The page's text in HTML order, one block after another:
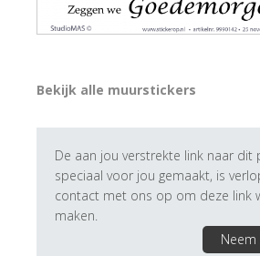
Bekijk alle muurstickers
De aan jou verstrekte link naar dit
speciaal voor jou gemaakt, is
contact met ons op om deze link
maken.